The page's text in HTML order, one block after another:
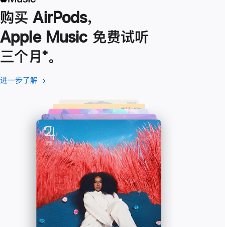
购买 AirPods，
Apple Music 免费试听
三个月脚
注
⁺。
进一步了解 进
了
解
-
Apple
Music
(在
口
中
打
开)